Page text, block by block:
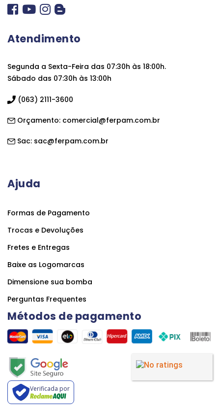
Atendimento
Segunda a Sexta-Feira das 07:30h às 18:00h.
Sábado das 07:30h às 13:00h
(063) 2111-3600
Orçamento: comercial@ferpam.com.br
Sac: sac@ferpam.com.br
Ajuda
Formas de Pagamento
Trocas e Devoluções
Fretes e Entregas
Baixe as Logomarcas
Dimensione sua bomba
Perguntas Frequentes
Métodos de pagamento
Verificada por